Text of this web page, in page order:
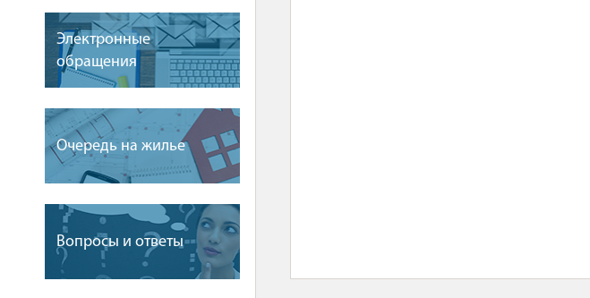
Электронные
обращения
Очередь на жилье
Вопросы и ответы